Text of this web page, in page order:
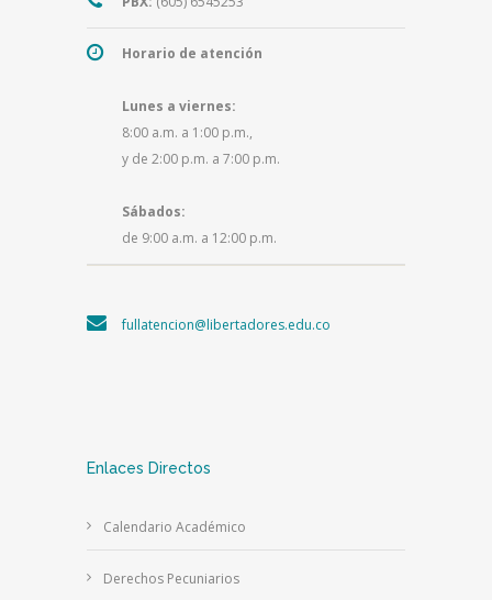
Horario de atención
Lunes a viernes:
8:00 a.m. a 1:00 p.m.,
y de 2:00 p.m. a 7:00 p.m.
Sábados:
de 9:00 a.m. a 12:00 p.m.
fullatencion@libertadores.edu.co
Enlaces Directos
Calendario Académico
Derechos Pecuniarios